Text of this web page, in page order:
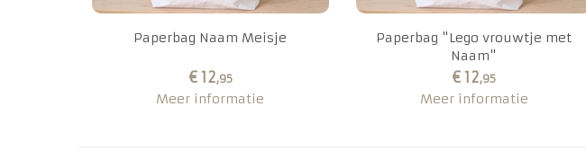
Paperbag Naam Meisje
€ 12,95
Meer informatie
Paperbag "Lego vrouwtje met
Naam"
€ 12,95
Meer informatie